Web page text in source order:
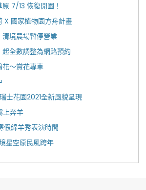
7/13 恢復開園！
X 國家植物園方舟計畫
清境農場暫停營業
全數調整為網路預約
～賞花專車
士花園2021全新風貌呈現
上奔羊
假綿羊秀表演時間
星空原民風跨年